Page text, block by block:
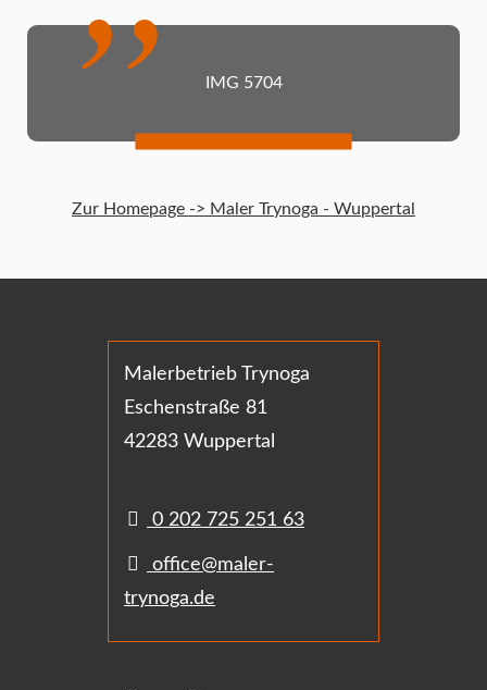
IMG 5704
Zur Homepage -> Maler Trynoga - Wuppertal
Malerbetrieb Trynoga
Eschenstraße 81
42283 Wuppertal
0 202 725 251 63
office@maler-
trynoga.de